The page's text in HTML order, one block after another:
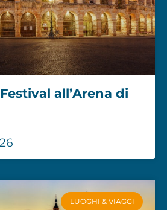
all’Arena di
LUOGHI & VIAGGI